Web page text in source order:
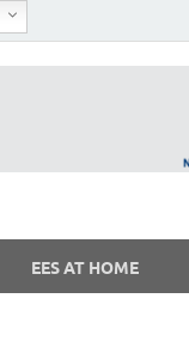
EES AT HOME